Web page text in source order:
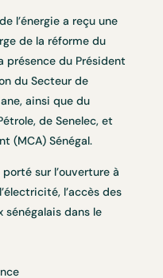
l’énergie a reçu une
de la réforme du
présence du Président
du Secteur de
ainsi que du
de Senelec, et
(MCA) Sénégal.
sur l’ouverture à
l’accès des
sénégalais dans le